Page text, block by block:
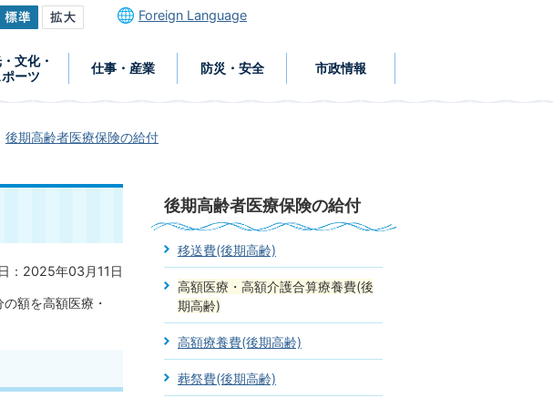
Foreign Language
文化・
ポーツ
仕事・産業 防災・安全 市政情報
後期高齢者医療保険の給付
：2025年03月11日
額を高額医療・
後期高齢者医療保険の給付
移送費(後期高齢)
高額医療・高額介護合算療養費(後
期高齢)
高額療養費(後期高齢)
葬祭費(後期高齢)